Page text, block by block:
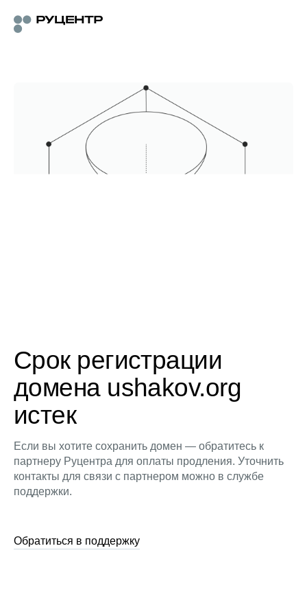
Срок регистрации
домена ushakov.org
истек
Если вы хотите сохранить домен — обратитесь к
партнеру Руцентра для оплаты продления. Уточнить
контакты для связи с партнером можно в службе
поддержки.
Обратиться в поддержку